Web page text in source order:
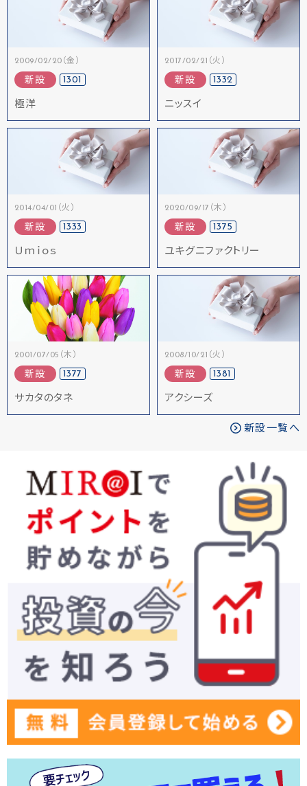
2009/02/20（金）
新設 1301
極洋
2017/02/21（火）
新設 1332
ニッスイ
2014/04/01（火）
新設 1333
Ｕｍｉｏｓ
2020/09/17（木）
新設 1375
ユキグニファクトリー
2001/07/05（木）
新設 1377
サカタのタネ
2008/10/21（火）
新設 1381
アクシーズ
新設一覧へ